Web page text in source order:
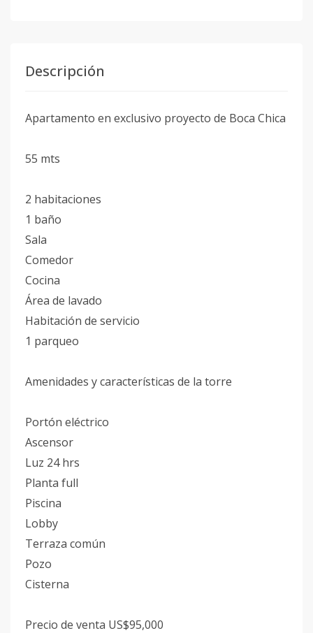
Descripción
Apartamento en exclusivo proyecto de Boca Chica
55 mts
2 habitaciones
1 baño
Sala
Comedor
Cocina
Área de lavado
Habitación de servicio
1 parqueo
Amenidades y características de la torre
Portón eléctrico
Ascensor
Luz 24 hrs
Planta full
Piscina
Lobby
Terraza común
Pozo
Cisterna
Precio de venta US$95,000